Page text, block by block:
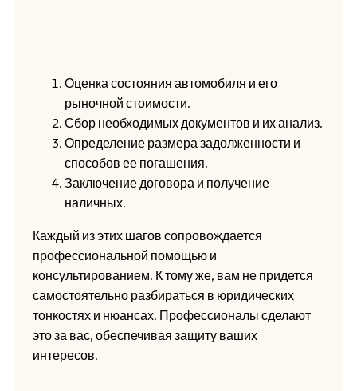
Оценка состояния автомобиля и его
рыночной стоимости.
Сбор необходимых документов и их анализ.
Определение размера задолженности и
способов ее погашения.
Заключение договора и получение
наличных.
Каждый из этих шагов сопровождается
профессиональной помощью и
консультированием. К тому же, вам не придется
самостоятельно разбираться в юридических
тонкостях и нюансах. Профессионалы сделают
это за вас, обеспечивая защиту ваших
интересов.